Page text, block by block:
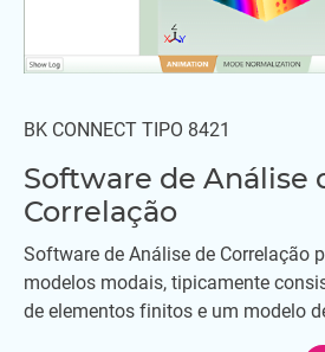
BK CONNECT TIPO 8421
Software de Análise
Correlação
Software de Análise de Correlação
modelos modais, tipicamente
de elementos finitos e um modelo